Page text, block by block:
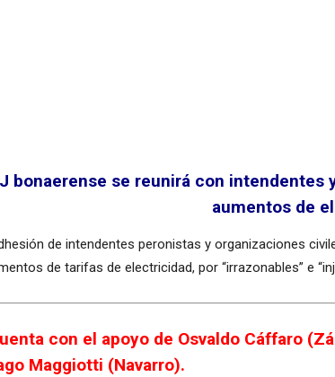
bonaerense se reunirá con
aumentos de
de intendentes peronistas y organizaciones
de tarifas de electricidad, por “irrazonables” e
con el apoyo de Osvaldo Cáffaro
Maggiotti (Navarro).